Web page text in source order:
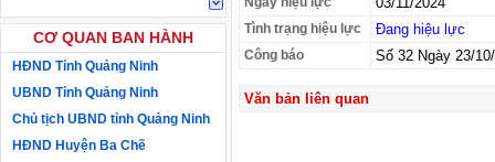
CƠ QUAN BAN HÀNH
HĐND Tỉnh Quảng Ninh
UBND Tỉnh Quảng Ninh
Chủ tịch UBND tỉnh Quảng Ninh
HĐND Huyện Ba Chẽ
Tình trạng hiệu lực Đang hiệu lực
Công báo Số 32 Ngày 23/
Văn bản liên quan